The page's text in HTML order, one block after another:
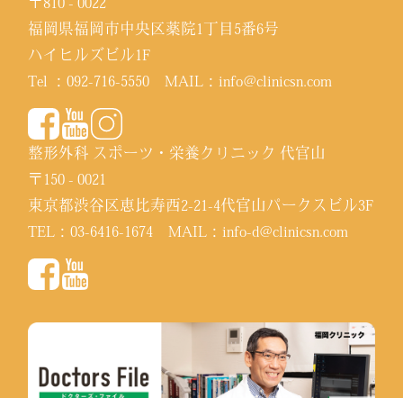
福岡県福岡市中央区薬院1丁目5番6号
ハイヒルズビル1F
Tel ：092-716-5550 MAIL：info@clinicsn.com
整形外科 スポーツ・栄養クリニック 代官山
〒150 - 0021
東京都渋谷区恵比寿西2-21-4代官山パークスビル3F
TEL：03-6416-1674 MAIL：info-d@clinicsn.com